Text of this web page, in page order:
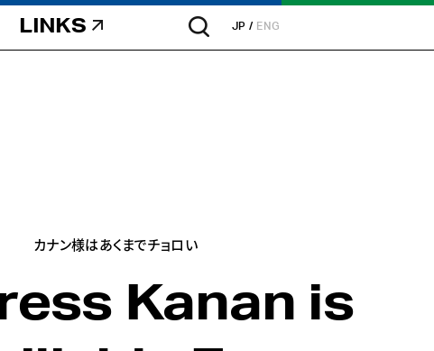
LINKS JP ENG
カナン様はあくまでチョロい
Kanan is